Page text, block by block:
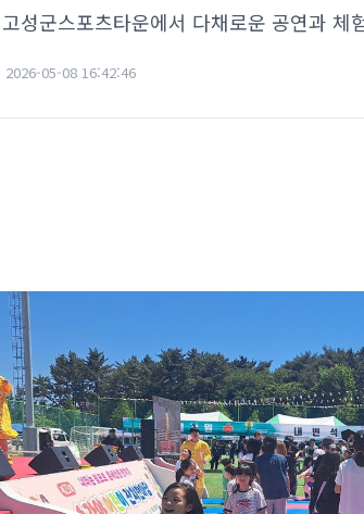
성군스포츠타운에서 다채로운 공연과
2026-05-08 16:42:46